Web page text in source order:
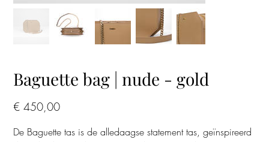
Baguette bag | nude - gold
€ 450,00
De Baguette tas is de alledaagse statement tas, geïnspireerd